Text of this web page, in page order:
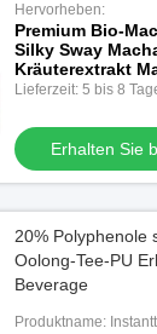
Hervorheben:
Premium Bio-
Silky Sway
Kräuterextrakt
Lieferzeit: 5 bis 8
Erhalten Sie
20% Polyphenole
Oolong-Tee-PU
Beverage
Produktname: